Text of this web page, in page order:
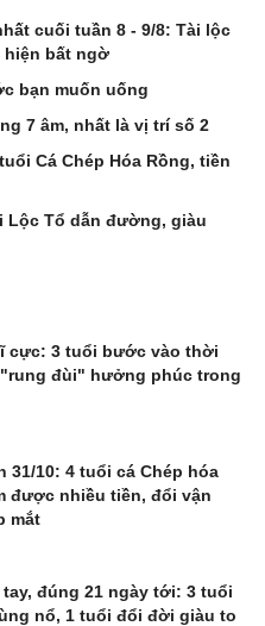
cuối tuần 8 - 9/8: Tài lộc
hiện bất ngờ
bạn muốn uống
7 âm, nhất là vị trí số 2
Cá Chép Hóa Rồng, tiền
Lộc Tổ dẫn đường, giàu
cực: 3 tuổi bước vào thời
đùi" hưởng phúc trong
31/10: 4 tuổi cá Chép hóa
được nhiều tiền, đổi vận
mắt
đúng 21 ngày tới: 3 tuổi
nổ, 1 tuổi đổi đời giàu to